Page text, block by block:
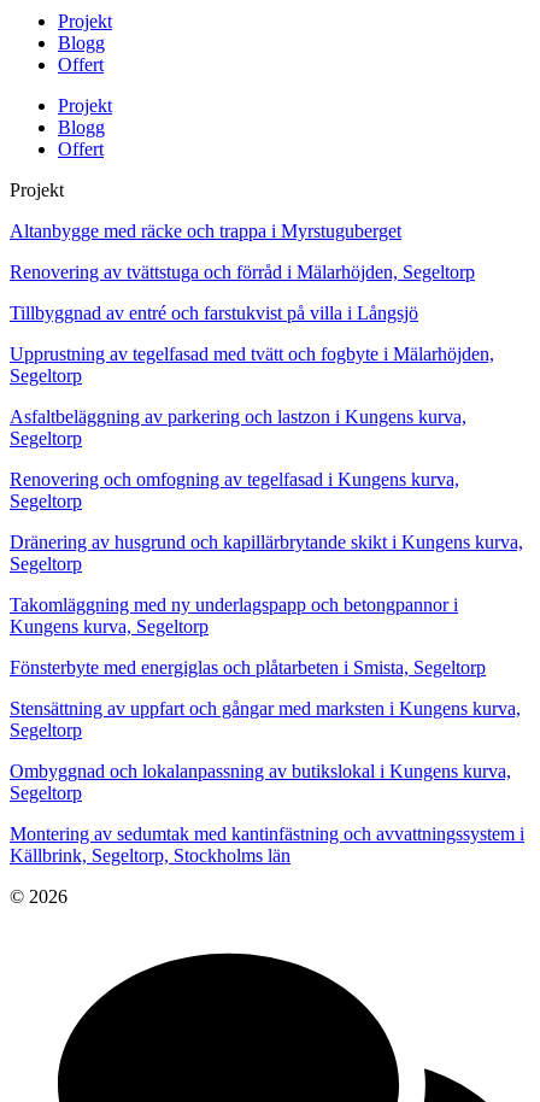
Projekt
Blogg
Offert
Projekt
Blogg
Offert
Projekt
Altanbygge med räcke och trappa i Myrstuguberget
Renovering av tvättstuga och förråd i Mälarhöjden, Segeltorp
Tillbyggnad av entré och farstukvist på villa i Långsjö
Upprustning av tegelfasad med tvätt och fogbyte i Mälarhöjden,
Segeltorp
Asfaltbeläggning av parkering och lastzon i Kungens kurva,
Segeltorp
Renovering och omfogning av tegelfasad i Kungens kurva,
Segeltorp
Dränering av husgrund och kapillärbrytande skikt i Kungens kurva,
Segeltorp
Takomläggning med ny underlagspapp och betongpannor i
Kungens kurva, Segeltorp
Fönsterbyte med energiglas och plåtarbeten i Smista, Segeltorp
Stensättning av uppfart och gångar med marksten i Kungens kurva,
Segeltorp
Ombyggnad och lokalanpassning av butikslokal i Kungens kurva,
Segeltorp
Montering av sedumtak med kantinfästning och avvattningssystem i
Källbrink, Segeltorp, Stockholms län
© 2026